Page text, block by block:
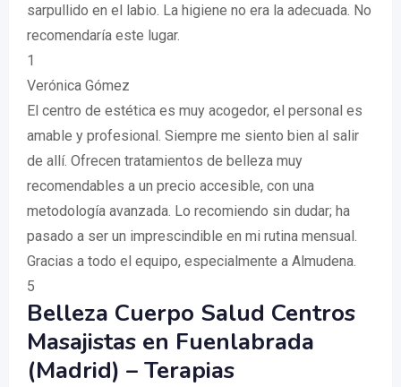
sarpullido en el labio. La higiene no era la adecuada. No
recomendaría este lugar.
1
Verónica Gómez
El centro de estética es muy acogedor, el personal es
amable y profesional. Siempre me siento bien al salir
de allí. Ofrecen tratamientos de belleza muy
recomendables a un precio accesible, con una
metodología avanzada. Lo recomiendo sin dudar; ha
pasado a ser un imprescindible en mi rutina mensual.
Gracias a todo el equipo, especialmente a Almudena.
5
Belleza Cuerpo Salud Centros
Masajistas en Fuenlabrada
(Madrid) – Terapias